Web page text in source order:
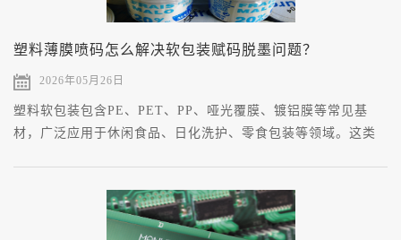
塑料薄膜喷码怎么解决软包装赋码脱墨问题？
2026年05月26日
塑料软包装包含PE、PET、PP、哑光覆膜、镀铝膜等常见基
材，广泛应用于休闲食品、日化洗护、零食包装等领域。这类